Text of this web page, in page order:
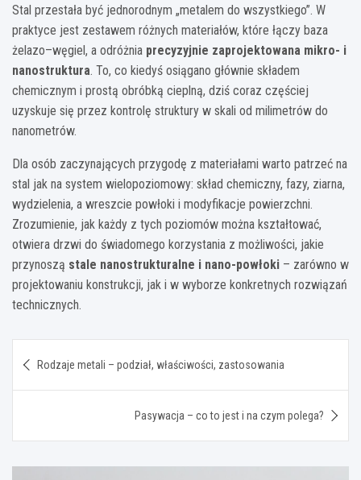
Stal przestała być jednorodnym „metalem do wszystkiego”. W
praktyce jest zestawem różnych materiałów, które łączy baza
żelazo–węgiel, a odróżnia precyzyjnie zaprojektowana mikro- i
nanostruktura. To, co kiedyś osiągano głównie składem
chemicznym i prostą obróbką cieplną, dziś coraz częściej
uzyskuje się przez kontrolę struktury w skali od milimetrów do
nanometrów.
Dla osób zaczynających przygodę z materiałami warto patrzeć na
stal jak na system wielopoziomowy: skład chemiczny, fazy, ziarna,
wydzielenia, a wreszcie powłoki i modyfikacje powierzchni.
Zrozumienie, jak każdy z tych poziomów można kształtować,
otwiera drzwi do świadomego korzystania z możliwości, jakie
przynoszą stale nanostrukturalne i nano-powłoki – zarówno w
projektowaniu konstrukcji, jak i w wyborze konkretnych rozwiązań
technicznych.
wpisu
Rodzaje metali – podział, właściwości, zastosowania
Pasywacja – co to jest i na czym polega?